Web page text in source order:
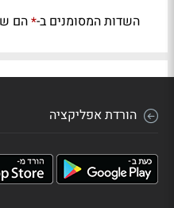
השדות המסומנים ב-*הם
הורדת אפליקציה